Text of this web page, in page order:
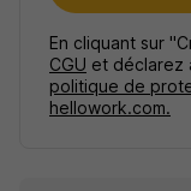
En cliquant sur
CGU et déclarez
politique de
hellowork.com.